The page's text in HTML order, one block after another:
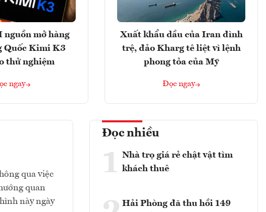
nguồn mở hàng
Quốc Kimi K3
thử nghiệm
ngay
Xuất khẩu dầu của Iran đình
trệ, đảo Kharg tê liệt vì lệnh
phong tỏa của Mỹ
Đọc ngay
qua việc
quan
này ngày
Đọc nhiều
1 Nhà trọ giá rẻ chật vật tìm
khách thuê
Hải Phòng đã thu hồi 149